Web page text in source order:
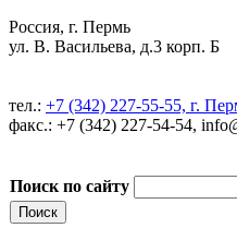
Россия, г. Пермь
ул. В. Васильева, д.3 корп. Б
тел.: +7 (342) 227-55-55, г.
факс.: +7 (342) 227-54-54,
Поиск по сайту